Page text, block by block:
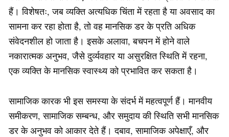
हैं। विशेषतः, जब व्यक्ति अत्यधिक चिंता में रहता है या अवसाद का
सामना कर रहा होता है, तो वह मानसिक डर के प्रति अधिक
संवेदनशील हो जाता है। इसके अलावा, बचपन में होने वाले
नकारात्मक अनुभव, जैसे दुर्व्यवहार या असुरक्षित स्थिति में रहना,
एक व्यक्ति के मानसिक स्वास्थ्य को प्रभावित कर सकता है।
सामाजिक कारक भी इस समस्या के संदर्भ में महत्वपूर्ण हैं। मानवीय
समीकरण, सामाजिक सम्बन्ध, और समुदाय की स्थिति सभी मानसिक
डर के अनुभव को आकार देते हैं। दबाव, सामाजिक अपेक्षाएँ, और